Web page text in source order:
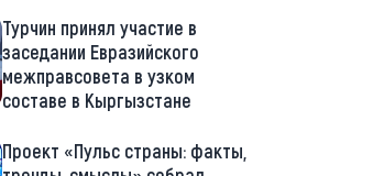
Турчин принял участие в
заседании Евразийского
межправсовета в узком
составе в Кыргызстане
Проект «Пульс страны: факты,